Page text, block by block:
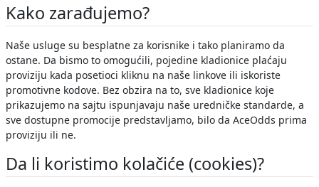
Kako zarađujemo?
Naše usluge su besplatne za korisnike i tako planiramo da
ostane. Da bismo to omogućili, pojedine kladionice plaćaju
proviziju kada posetioci kliknu na naše linkove ili iskoriste
promotivne kodove. Bez obzira na to, sve kladionice koje
prikazujemo na sajtu ispunjavaju naše uredničke standarde, a
sve dostupne promocije predstavljamo, bilo da AceOdds prima
proviziju ili ne.
Da li koristimo kolačiće (cookies)?